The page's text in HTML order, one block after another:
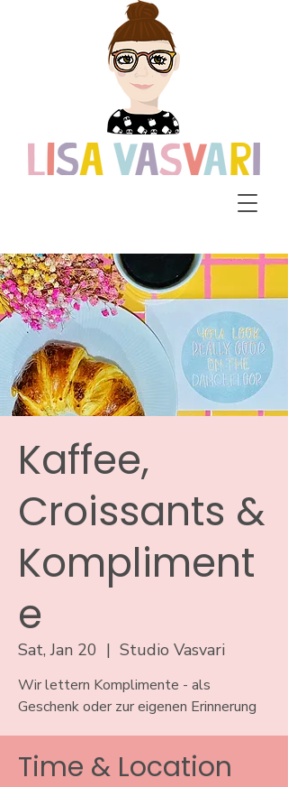
Kaffee,
Croissants &
Kompliment
e
Sat, Jan 20
  |
Studio Vasvari
Wir lettern Komplimente - als
Geschenk oder zur eigenen Erinnerung
Time & Location